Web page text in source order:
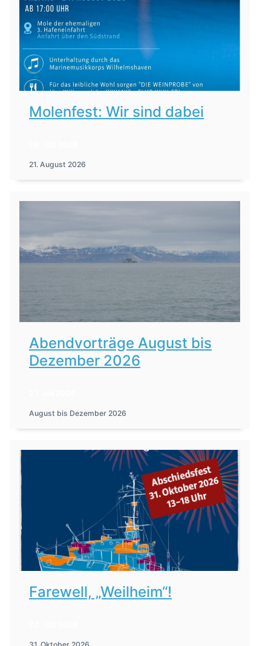
Molenfest: Wir sind dabei
21. August 2026
Abendvorträge August bis
Dezember 2026
August bis Dezember 2026
Farewell, „Weilheim“!